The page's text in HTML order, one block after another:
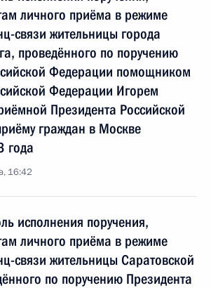
личного приёма в режиме
связи жительницы города
проведённого по поручению
Федерации помощником
Федерации Игорем
Президента Российской
граждан в Москве
года
16:42
исполнения поручения,
личного приёма в режиме
связи жительницы Саратовской
по поручению Президента